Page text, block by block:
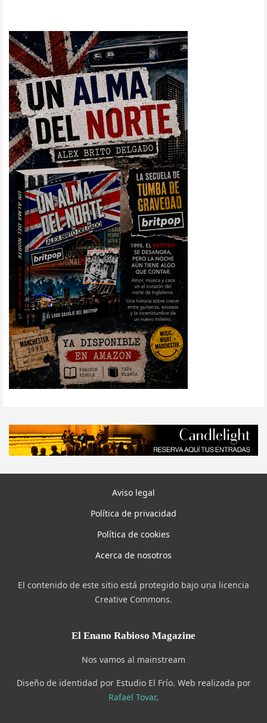
Aviso legal
Política de privacidad
Política de cookies
Acerca de nosotros
El contenido de este sitio está protegido bajo una licencia
Creative Commons.
El Enano Rabioso Magazine
Nos vamos al mainstream
Diseño de identidad por Estudio El Frío. Web realizada por
Rafael Tovar.